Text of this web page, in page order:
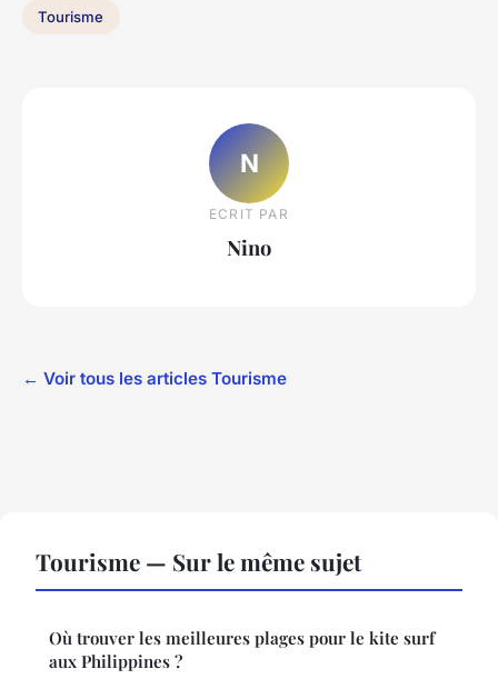
Tourisme
N
ECRIT PAR
Nino
← Voir tous les articles Tourisme
Tourisme — Sur le même sujet
Où trouver les meilleures plages pour le kite surf
aux Philippines ?